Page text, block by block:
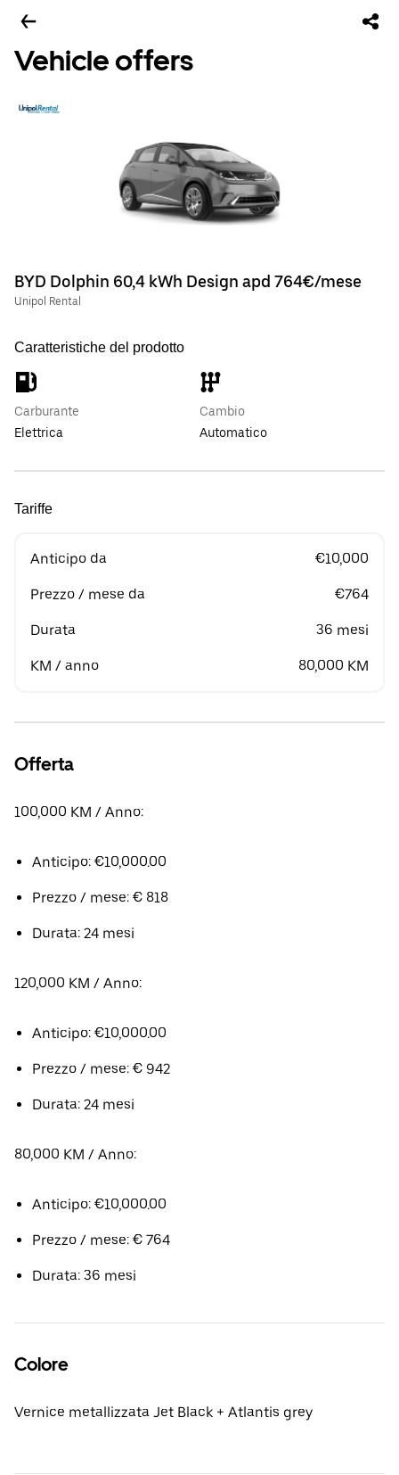
Vehicle offers
BYD Dolphin 60,4 kWh Design apd 764€/mese
Unipol Rental
Caratteristiche del prodotto
Carburante
Elettrica
Cambio
Automatico
Tariffe
Anticipo da €10,000
Prezzo / mese da €764
Durata 36 mesi
KM / anno 80,000 KM
Offerta
100,000 KM / Anno:
Anticipo: €10,000.00
Prezzo / mese: € 818
Durata: 24 mesi
120,000 KM / Anno:
Anticipo: €10,000.00
Prezzo / mese: € 942
Durata: 24 mesi
80,000 KM / Anno:
Anticipo: €10,000.00
Prezzo / mese: € 764
Durata: 36 mesi
Colore
Vernice metallizzata Jet Black + Atlantis grey